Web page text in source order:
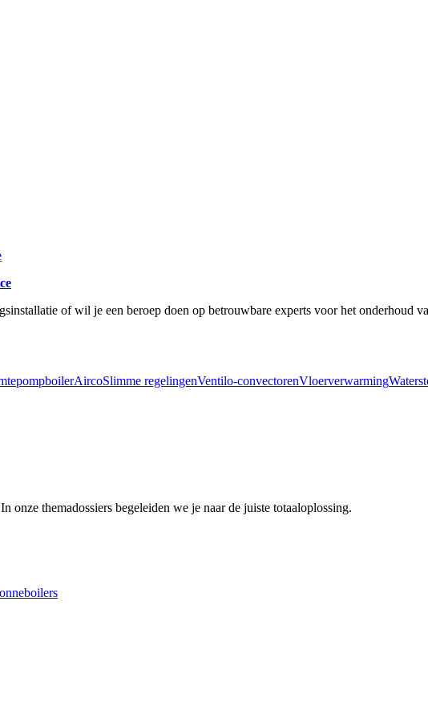
of wil je een beroep doen op betrouwbare experts voor het onderhoud
AircoSlimme regelingenVentilo-convectorenVloerverwarming
onze themadossiers begeleiden we je naar de juiste totaaloplossing.